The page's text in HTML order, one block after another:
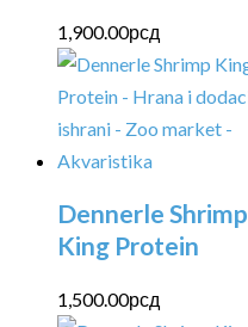
1,900.00рсд
Dennerle Shrimp
King Protein
1,500.00рсд